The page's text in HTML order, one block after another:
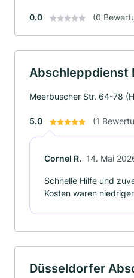
0.0 (0
Abschleppdienst
Meerbuscher Str. 64-78
5.0 (1
Cornel R. 14. Mai
Schnelle Hilfe und
Kosten waren
Düsseldorfer